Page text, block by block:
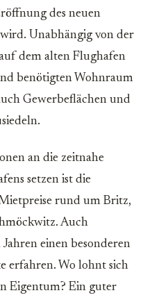
des neuen
Unabhängig von der
dem alten Flughafen
benötigten Wohnraum
Gewerbeflächen und
an die zeitnahe
setzen ist die
rund um Britz,
Auch
einen besonderen
erfahren. Wo lohnt sich
Eigentum? Ein guter